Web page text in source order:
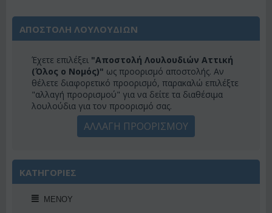
ΑΠΟΣΤΟΛΗ ΛΟΥΛΟΥΔΙΩΝ
Έχετε επιλέξει "Αποστολή Λουλουδιών Αττική
(Όλος ο Νομός)" ως προορισμό αποστολής. Αν
θέλετε διαφορετικό προορισμό, παρακαλώ επιλέξτε
"αλλαγή προορισμού" για να δείτε τα διαθέσιμα
λουλούδια για τον προορισμό σας.
ΑΛΛΑΓΗ ΠΡΟΟΡΙΣΜΟΥ
ΚΑΤΗΓΟΡΙΕΣ
ΜΕΝΟΎ